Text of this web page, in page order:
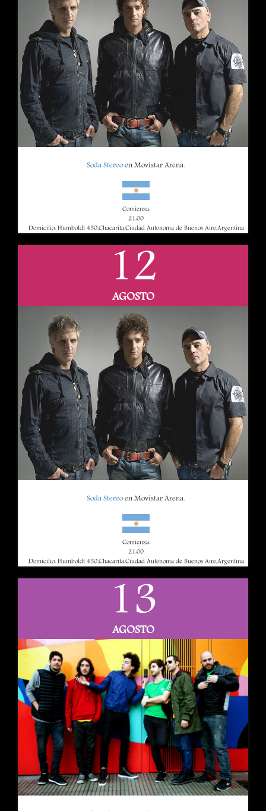
Soda Stereoen Movistar Arena.
Comienza:
21:00
Domicilio: Humboldt 450,Chacarita,Ciudad Autonoma de Buenos Aire,Argentina
12
AGOSTO
Soda Stereoen Movistar Arena.
Comienza:
21:00
Domicilio: Humboldt 450,Chacarita,Ciudad Autonoma de Buenos Aire,Argentina
13
AGOSTO